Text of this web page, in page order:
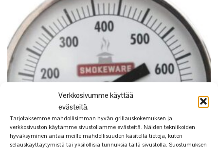
Verkkosivumme käyttää
evästeitä.
Tarjotaksemme mahdollisimman hyvän grillauskokemuksen ja
verkkosivuston käytämme sivustollamme evästeitä. Näiden tekniikoiden
hyväksyminen antaa meille mahdollisuuden käsitellä tietoja, kuten
selauskäyttäytymistä tai yksilöllisiä tunnuksia tällä sivustolla. Suostumuksen